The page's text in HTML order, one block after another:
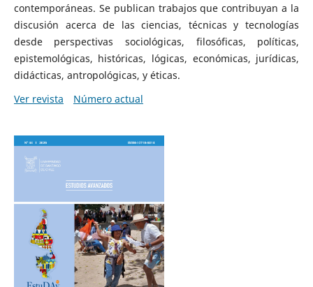
contemporáneas. Se publican trabajos que contribuyan a la
discusión acerca de las ciencias, técnicas y tecnologías
desde perspectivas sociológicas, filosóficas, políticas,
epistemológicas, históricas, lógicas, económicas, jurídicas,
didácticas, antropológicas, y éticas.
Ver revista
Número actual